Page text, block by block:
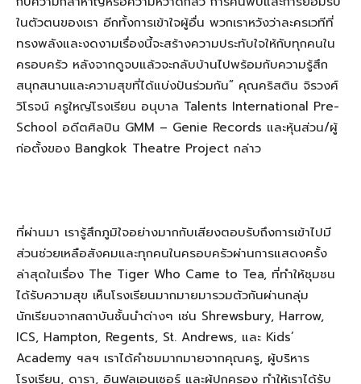
ในตัวตนของเรา อีกทั้งการเข้าใจผู้อื่น พวกเราหวังว่าละครเวทีที่
ทรงพลังและงดงามเรื่องนี้จะสร้างความประทับใจให้กับทุกคนใน
ครอบครัว หลังจากดูจบแล้วจะกลับบ้านไปพร้อมกับความรู้สึก
สนุกสนานและความสุขที่ได้แบ่งปันร่วมกัน” คุณคริสติน จิรวงศ์
วิโรจน์ ครูใหญ่โรงเรียน อนุบาล Talents International Pre-
School อดีตศิลปิน GMM – Genie Records และหุ้นส่วน/ผู้
ก่อตั้งของ Bangkok Theatre Project กล่าว
ที่ผ่านมา เรารู้สึกภูมิใจอย่างมากกับเสียงตอบรับถึงการเข้าไปมี
ส่วนช่วยเหลือสังคมและทุกคนในครอบครัวผ่านการแสดงครั้ง
ล่าสุดในเรื่อง The Tiger Who Came to Tea, ที่ทำให้ชุมชน
ได้รับความสุข เห็นโรงเรียนมากมายมารวมตัวกันผ่านกลุ่ม
นักเรียนจากสถาบันชั้นนำต่างๆ เช่น Shrewsbury, Harrow,
ICS, Hampton, Regents, St. Andrews, และ Kids’
Academy ฯลฯ เราได้คำชมมากมายจากคุณครู, ผู้บริหาร
โรงเรียน, ดารา, อินฟลูเอนเซอร์ และผู้ปกครอง ทำให้เราได้รับ